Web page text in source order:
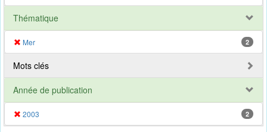
Thématique
Mer 2
Mots clés
Année de publication
2003 2